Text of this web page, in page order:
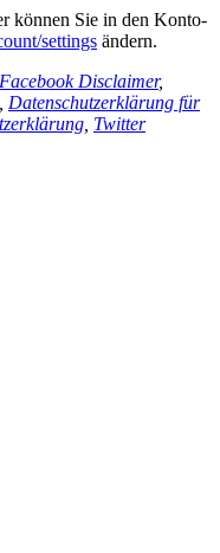
können Sie in den Konto-
settings ändern.
Facebook Disclaimer,
Datenschutzerklärung für
Twitter